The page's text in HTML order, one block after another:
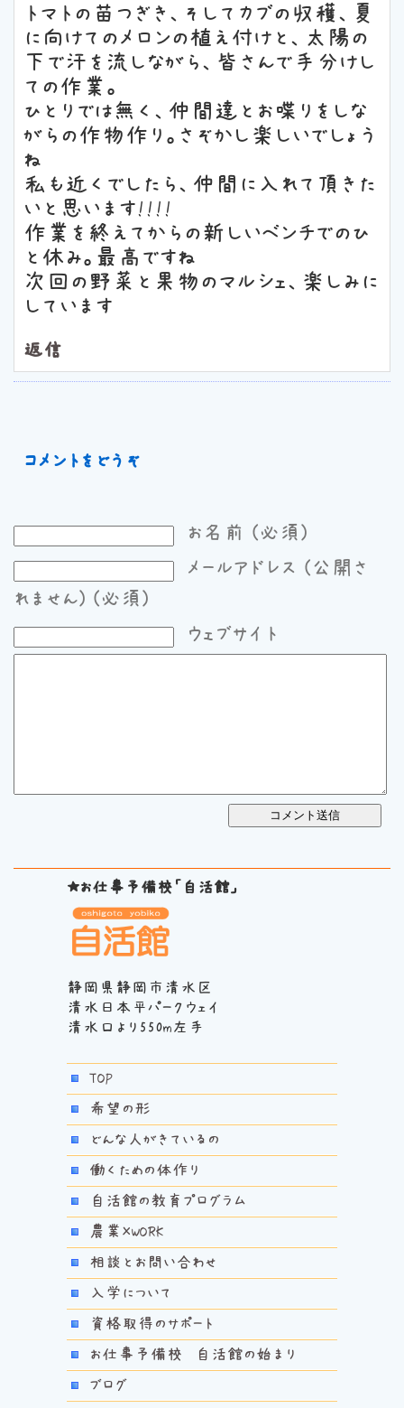
トマトの苗つぎき、そしてカブの収穫、夏
に向けてのメロンの植え付けと、太陽の
下で汗を流しながら、皆さんで手分けし
ての作業。
ひとりでは無く、仲間達とお喋りをしな
がらの作物作り。さぞかし楽しいでしょう
ね
私も近くでしたら、仲間に入れて頂きた
いと思います!!!!
作業を終えてからの新しいベンチでのひ
と休み。最高ですね
次回の野菜と果物のマルシェ、楽しみに
しています
返信
コメントをどうぞ
お名前 (必須)
メールアドレス (公開さ
れません) (必須)
ウェブサイト
★お仕事予備校「自活館」
静岡県静岡市清水区
清水日本平パークウェイ
清水口より550m左手
TOP
希望の形
どんな人がきているの
働くための体作り
自活館の教育プログラム
農業×WORK
相談とお問い合わせ
入学について
資格取得のサポート
お仕事予備校 自活館の始まり
ブログ